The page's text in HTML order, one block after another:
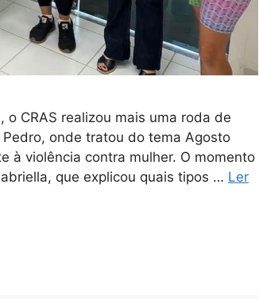
o CRAS realizou mais uma roda de
onde tratou do tema Agosto
à violência contra mulher. O momento
que explicou quais tipos … Ler